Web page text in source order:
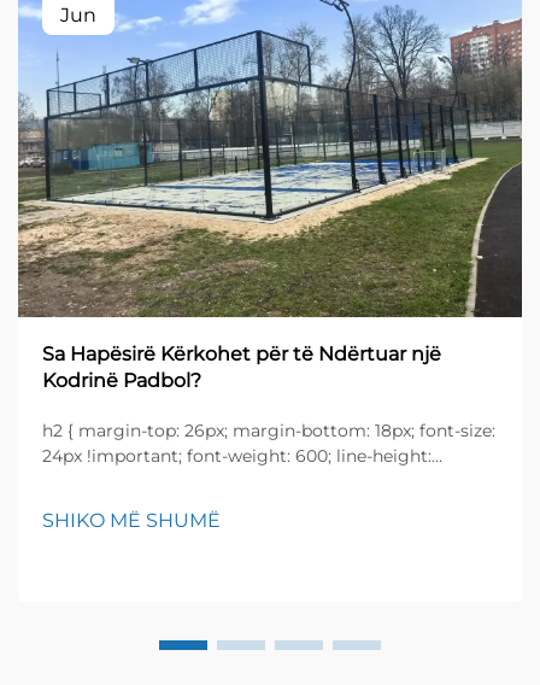
Jun
Sa Hapësirë Kërkohet për të Ndërtuar një
Kodrinë Padbol?
h2 { margin-top: 26px; margin-bottom: 18px; font-size:
24px !important; font-weight: 600; line-height:
font-size: 20px !important; font-weight: 600; line-
height: ...}
SHIKO MË SHUMË